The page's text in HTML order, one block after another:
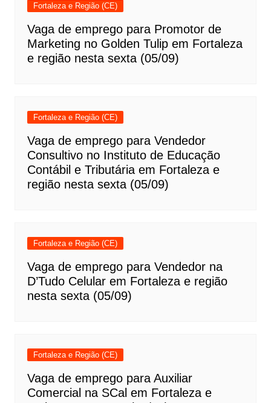
Fortaleza e Região (CE)
Vaga de emprego para Promotor de
Marketing no Golden Tulip em Fortaleza
e região nesta sexta (05/09)
Fortaleza e Região (CE)
Vaga de emprego para Vendedor
Consultivo no Instituto de Educação
Contábil e Tributária em Fortaleza e
região nesta sexta (05/09)
Fortaleza e Região (CE)
Vaga de emprego para Vendedor na
D’Tudo Celular em Fortaleza e região
nesta sexta (05/09)
Fortaleza e Região (CE)
Vaga de emprego para Auxiliar
Comercial na SCal em Fortaleza e